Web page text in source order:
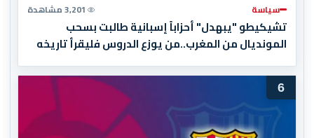
سياسة 3,201 مشاهدة
تشيكيطو "يبهدل" أحزاباً إسبانية طالبت بسحب
المونديال من المغرب..من يوزع الدروس فليقرأ تاريخه
6